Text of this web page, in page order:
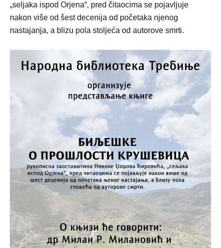
„seljaka ispod Orjena“, pred čitaocima se pojavljuje
nakon više od šest decenija od početaka njenog
nastajanja, a blizu pola stoljeća od autorove smrti.